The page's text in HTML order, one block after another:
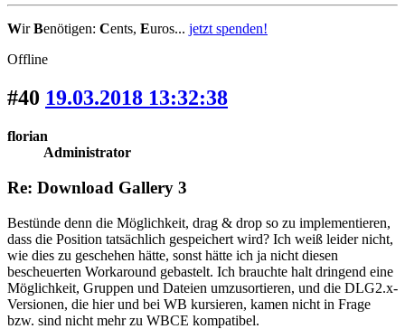
WirBenötigen: Cents, Euros... jetzt spenden!
Offline
#40 19.03.2018 13:32:38
florian
Administrator
Re: Download Gallery 3
Bestünde denn die Möglichkeit, drag & drop so zu implementieren,
dass die Position tatsächlich gespeichert wird? Ich weiß leider nicht,
wie dies zu geschehen hätte, sonst hätte ich ja nicht diesen
bescheuerten Workaround gebastelt. Ich brauchte halt dringend eine
Möglichkeit, Gruppen und Dateien umzusortieren, und die DLG2.x-
Versionen, die hier und bei WB kursieren, kamen nicht in Frage
bzw. sind nicht mehr zu WBCE kompatibel.